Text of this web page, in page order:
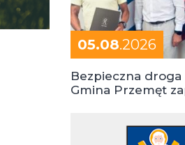
05.08.2026
Bezpieczna droga
Gmina Przemęt